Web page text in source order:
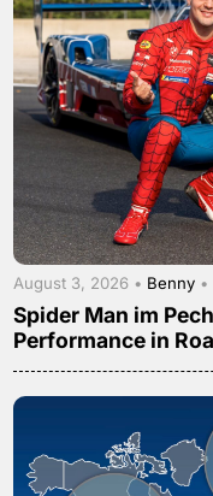
August 3, 2026 • Benny •
Spider Man im
Performance in